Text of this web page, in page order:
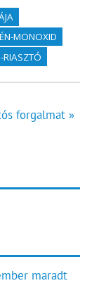
MONOXID
RIASZTÓ
forgalmat »
maradt